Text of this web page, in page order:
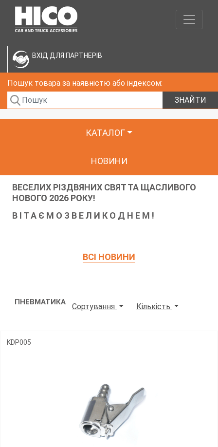
ВХІД ДЛЯ ПАРТНЕРІВ
Пошук товара за наявністю або індексом:
ЗНАЙТИ
КАТАЛОГ
НОВИНИ
ВЕСЕЛИХ РІЗДВЯНИХ СВЯТ ТА ЩАСЛИВОГО
НОВОГО 2026 РОКУ!
В І Т А Є М О З В Е Л И К О Д Н Е М !
ВСІ НОВИНИ
ПНЕВМАТИКА Кількість
Сортування
KDP005